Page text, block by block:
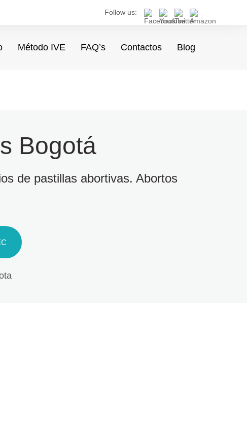
Follow us:
Método IVE FAQ’s Contactos Blog
Bogotá
de pastillas abortivas. Abortos